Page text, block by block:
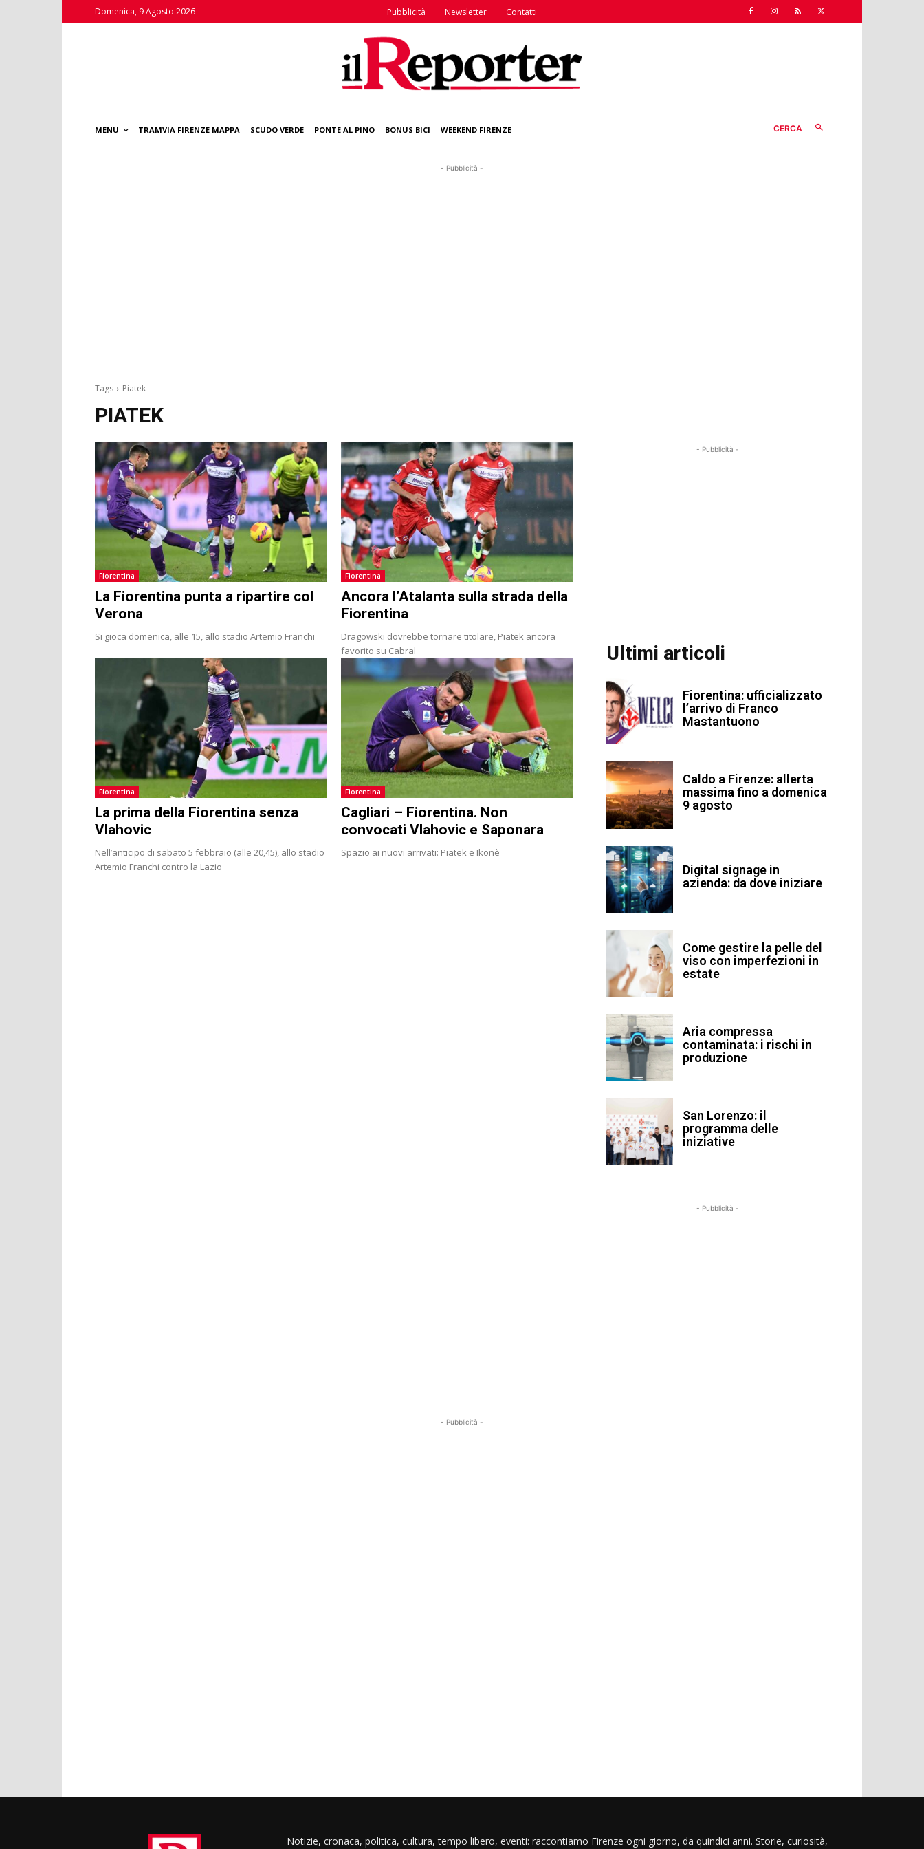
Domenica, 9 Agosto 2026 Pubblicità Newsletter Contatti
MENU TRAMVIA FIRENZE MAPPA SCUDO VERDE PONTE AL PINO BONUS BICI WEEKEND FIRENZE CERCA
- Pubblicità -
Tags Piatek
PIATEK
Fiorentina
La Fiorentina punta a ripartire col
Verona
Si gioca domenica, alle 15, allo stadio Artemio Franchi
Fiorentina
Ancora l’Atalanta sulla strada della
Fiorentina
Dragowski dovrebbe tornare titolare, Piatek ancora
favorito su Cabral
Fiorentina
La prima della Fiorentina senza
Vlahovic
Nell’anticipo di sabato 5 febbraio (alle 20,45), allo stadio
Artemio Franchi contro la Lazio
Fiorentina
Cagliari – Fiorentina. Non
convocati Vlahovic e Saponara
Spazio ai nuovi arrivati: Piatek e Ikonè
- Pubblicità -
Ultimi articoli
Fiorentina: ufficializzato
l’arrivo di Franco
Mastantuono
Caldo a Firenze: allerta
massima fino a domenica
9 agosto
Digital signage in
azienda: da dove iniziare
Come gestire la pelle del
viso con imperfezioni in
estate
Aria compressa
contaminata: i rischi in
produzione
San Lorenzo: il
programma delle
iniziative
- Pubblicità -
- Pubblicità -
Notizie, cronaca, politica, cultura, tempo libero, eventi: raccontiamo Firenze ogni giorno, da quindici anni. Storie, curiosità,